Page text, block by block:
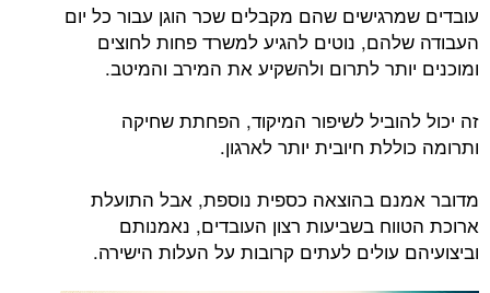
עובדים שמרגישים שהם מקבלים שכר הוגן עבור כל יום
העבודה שלהם, נוטים להגיע למשרד פחות לחוצים
ומוכנים יותר לתרום ולהשקיע את המירב והמיטב.
זה יכול להוביל לשיפור המיקוד, הפחתת שחיקה
ותרומה כוללת חיובית יותר לארגון.
מדובר אמנם בהוצאה כספית נוספת, אבל התועלת
ארוכת הטווח בשביעות רצון העובדים, נאמנותם
וביצועיהם עולים לעתים קרובות על העלות הישירה.